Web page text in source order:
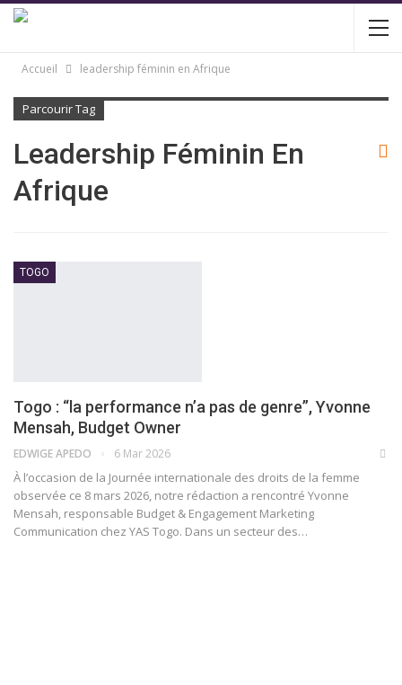
Accueil leadership féminin en Afrique
Parcourir Tag
Leadership Féminin En
Afrique
TOGO
Togo : “la performance n’a pas de genre”, Yvonne
Mensah, Budget Owner
EDWIGE APEDO 6 Mar 2026
À l’occasion de la Journée internationale des droits de la femme
observée ce 8 mars 2026, notre rédaction a rencontré Yvonne
Mensah, responsable Budget & Engagement Marketing
Communication chez YAS Togo. Dans un secteur des…